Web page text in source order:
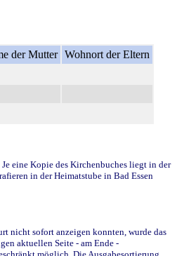
der Mutter Wohnort der Eltern
eine Kopie des Kirchenbuches liegt in der
in der Heimatstube in Bad Essen
nicht sofort anzeigen konnten, wurde das
aktuellen Seite - am Ende -